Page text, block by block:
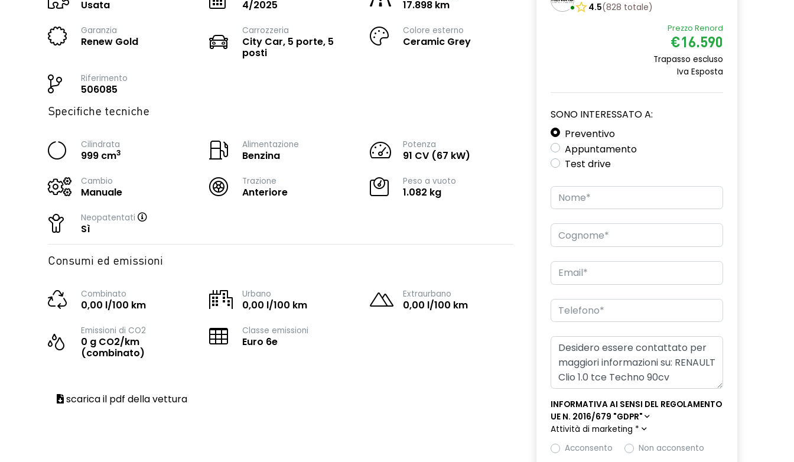
Usata 4/2025 17.898 km
Garanzia
Renew Gold
Carrozzeria
City Car, 5 porte, 5
posti
Colore esterno
Ceramic Grey
Riferimento
506085
Specifiche tecniche
Cilindrata
999 cm3
Alimentazione
Benzina
Potenza
91 CV (67 kW)
Cambio
Manuale
Trazione
Anteriore
Peso a vuoto
1.082 kg
Neopatentati
Sì
Consumi ed emissioni
Combinato
0,00 l/100 km
Urbano
0,00 l/100 km
Extraurbano
0,00 l/100 km
Emissioni di CO2
0 g CO2/km
(combinato)
Classe emissioni
Euro 6e
scarica il pdf della vettura
4.5(828 totale)
Prezzo Renord
€16.590
Trapasso escluso
Iva Esposta
SONO INTERESSATO A:
Preventivo
Appuntamento
Test drive
INFORMATIVA AI SENSI DEL REGOLAMENTO
UE N. 2016/679 "GDPR"
Attività di marketing *
Acconsento
Non acconsento